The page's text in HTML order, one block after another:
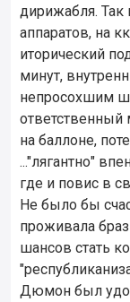
дирижабля. Так
аппаратов, на
иторический
минут,
непросохшим
на баллоне,
..."лягантно"
где и повис в
Не было бы
проживала
шансов стать
Дюмон был